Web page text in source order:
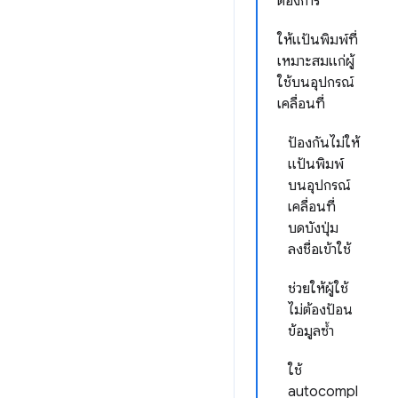
ให้แป้นพิมพ์ที่
เหมาะสมแก่ผู้
ใช้บนอุปกรณ์
เคลื่อนที่
ป้องกันไม่ให้
แป้นพิมพ์
บนอุปกรณ์
เคลื่อนที่
บดบังปุ่ม
ลงชื่อเข้าใช้
ช่วยให้ผู้ใช้
ไม่ต้องป้อน
ข้อมูลซ้ำ
ใช้
autocompl